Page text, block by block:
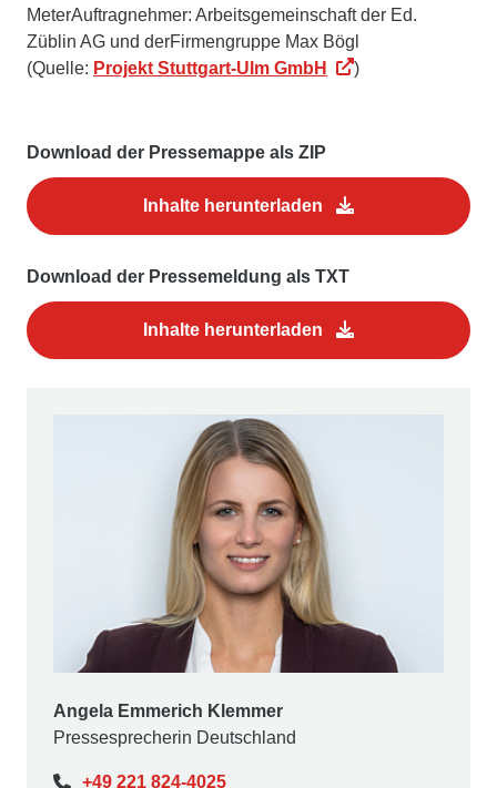
MeterAuftragnehmer: Arbeitsgemeinschaft der Ed.
Züblin AG und derFirmengruppe Max Bögl
(Quelle: Projekt Stuttgart-Ulm GmbH )
Download der Pressemappe als ZIP
Inhalte herunterladen
Download der Pressemeldung als TXT
Inhalte herunterladen
Angela Emmerich Klemmer
Pressesprecherin Deutschland
+49 221 824-4025